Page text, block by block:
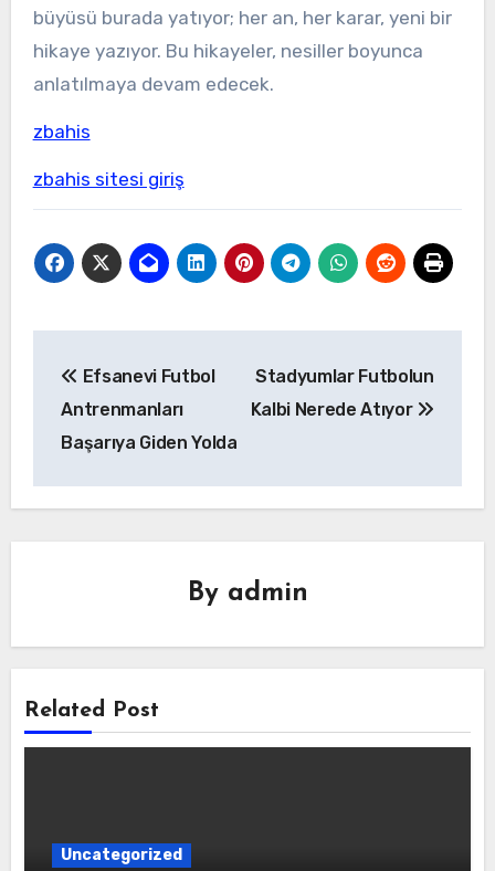
büyüsü burada yatıyor; her an, her karar, yeni bir
hikaye yazıyor. Bu hikayeler, nesiller boyunca
anlatılmaya devam edecek.
zbahis
zbahis sitesi giriş
gezinmesi
Efsanevi Futbol
Antrenmanları
Başarıya Giden Yolda
Stadyumlar Futbolun
Kalbi Nerede Atıyor
By admin
Related Post
Uncategorized